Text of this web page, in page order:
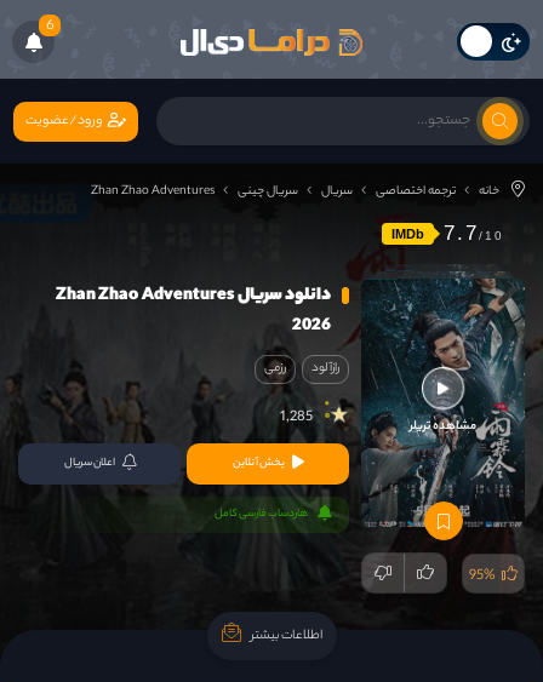
6
ورود/عضویت
خانه ترجمه اختصاصی سریال سریال چینی Zhan Zhao Adventures
IMDb 7.7
مشاهده تریلر
95%
دانلود سریال Zhan Zhao Adventures
2026
رازآلود رزمی
1,285
پخش آنلاین اعلان سریال
هاردساب فارسی کامل
اطلاعات بیشتر